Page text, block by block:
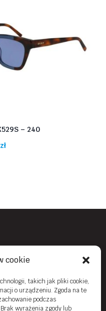
cookie
takich jak pliki cookie,
o urządzeniu. Zgoda na te
podczas
wyrażenia zgody lub
– 240
zł